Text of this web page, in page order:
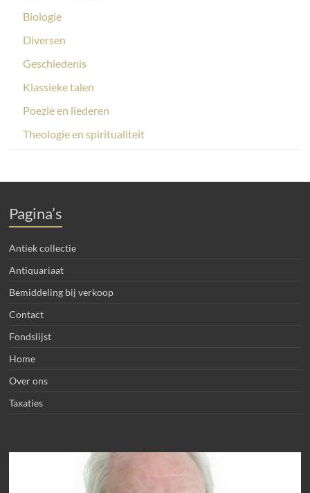
Biologie
Diversen
Geschiedenis
Klassieke talen
Poezie en liederen
Theologie en spiritualiteit
Pagina’s
Antiek collectie
Antiquariaat
Bemiddeling bij verkoop
Contact
Fondslijst
Home
Over ons
Taxaties